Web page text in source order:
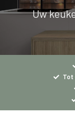
Uw
Tot